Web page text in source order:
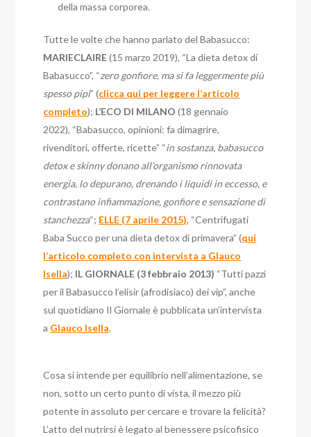
della massa corporea.
Tutte le volte che hanno parlato del Babasucco:
MARIECLAIRE(15 marzo 2019), “La dieta detox di
Babasucco”, “zero gonfiore, ma si fa leggermente più
spesso pipì” (clicca qui per leggere l’articolo
completo); L’ECO DI MILANO(18 gennaio
2022), “Babasucco, opinioni: fa dimagrire,
rivenditori, offerte, ricette” “in sostanza, babasucco
detox e skinny donano all’organismo rinnovata
energia, lo depurano, drenando i liquidi in eccesso, e
contrastano infiammazione, gonfiore e sensazione di
stanchezza“; ELLE (7 aprile 2015), “Centrifugati
Baba Succo per una dieta detox di primavera” (qui
l’articolo completo con intervista a Glauco
Isella); IL GIORNALE (3 febbraio 2013) “Tutti pazzi
per il Babasucco l’elisir (afrodisiaco) dei vip”, anche
sul quotidiano Il Giornale è pubblicata un’intervista
a Glauco Isella.
Cosa si intende per equilibrio nell’alimentazione, se
non, sotto un certo punto di vista, il mezzo più
potente in assoluto per cercare e trovare la felicità?
L’atto del nutrirsi è legato al benessere psicofisico